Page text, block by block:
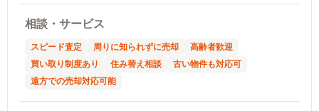
相談・サービス
スピード査定 周りに知られずに売却
高齢者歓迎
買い取り制度あり
住み替え相談
古い物件も対応可
遠方での売却対応可能